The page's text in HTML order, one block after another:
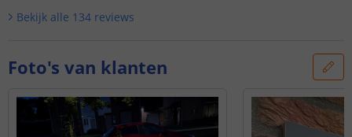
de vorige lampen dit niet hadden.
Bekijk alle 134 reviews
Foto's van klanten